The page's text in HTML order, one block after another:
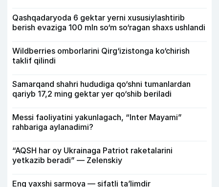
Qashqadaryoda 6 gektar yerni xususiylashtirib
berish evaziga 100 mln so‘m so‘ragan shaxs ushlandi
Wildberries omborlarini Qirg‘izistonga ko‘chirish
taklif qilindi
Samarqand shahri hududiga qo‘shni tumanlardan
qariyb 17,2 ming gektar yer qo‘shib beriladi
Messi faoliyatini yakunlagach, “Inter Mayami”
rahbariga aylanadimi?
“AQSH har oy Ukrainaga Patriot raketalarini
yetkazib beradi” — Zelenskiy
Eng yaxshi sarmoya — sifatli ta’limdir